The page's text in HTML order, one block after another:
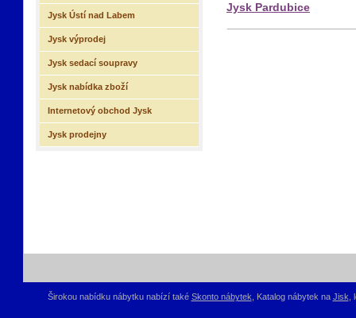
Jysk Pardubice
Jysk Ústí nad Labem
Jysk výprodej
Jysk sedací soupravy
Jysk nabídka zboží
Internetový obchod Jysk
Jysk prodejny
Širokou nabídku nábytku nabízí také Skonto nábytek , Katalog nábytek na Jisk